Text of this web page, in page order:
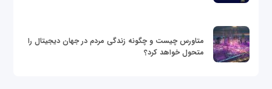
متاورس چیست و چگونه زندگی مردم در جهان دیجیتال را
متحول خواهد کرد؟